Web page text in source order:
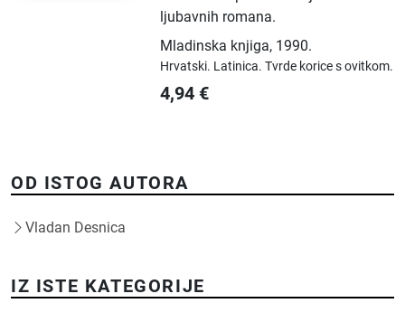
ljubavnih romana.
Mladinska knjiga, 1990.
Hrvatski. Latinica.Tvrde korice s ovitkom.
4,94 €
OD ISTOG AUTORA
Vladan Desnica
IZ ISTE KATEGORIJE